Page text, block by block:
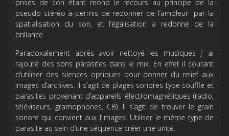
prises de son étant mono le recours au principe de la
pseudo stéréo à permis de redonner de l’ampleur par la
spatialisation du son, et l’égalisation a redonné de la
brillance.
Paradoxalement après avoir nettoyé les musiques j’ ai
rajouté des sons parasites dans le mix. En effet il courant
d’utiliser des silences optiques pour donner du relief aux
images d’archives. Il s’agit de plages sonores type souffle et
parasites provenant d’appareils électromagnétiques (radio,
téléviseurs, gramophones, CB). Il s’agit de trouver le grain
sonore qui convient aux l’images. Utiliser le même type de
parasite au sein d’une séquence créer une unité.